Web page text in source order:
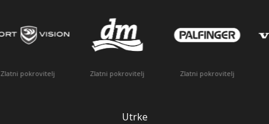
Zlatni pokrovitelj Zlatni pokrovitelj
Utrke